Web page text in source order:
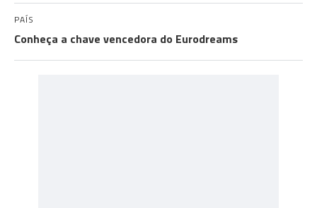
PAÍS
Conheça a chave vencedora do Eurodreams